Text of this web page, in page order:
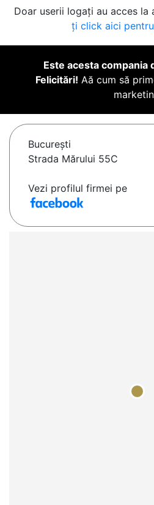
Doar userii logați au acces la
ți click aici
Este acesta compania
Felicitări! Aă cum să
Bucureşti
Strada Mărului 55C
Vezi profilul firmei pe